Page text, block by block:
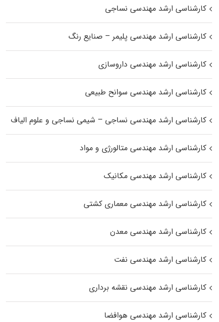
کارشناسی ارشد مهندسی نساجی
کارشناسی ارشد مهندسی پلیمر – صنایع رنگ
کارشناسی ارشد مهندسی داروسازی
کارشناسی ارشد مهندسی سوانح طبیعی
کارشناسی ارشد مهندسی نساجی – شیمی نساجی و علوم الیاف
کارشناسی ارشد مهندسی متالورژی و مواد
کارشناسی ارشد مهندسی مکانیک
کارشناسی ارشد مهندسی معماری کشتی
کارشناسی ارشد مهندسی معدن
کارشناسی ارشد مهندسی نفت
کارشناسی ارشد مهندسی نقشه برداری
کارشناسی ارشد مهندسی هوافضا